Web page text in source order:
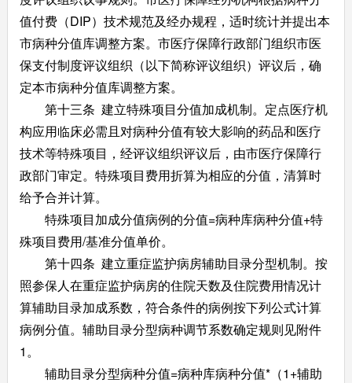
值付费（DIP）技术规范及经办规程，适时统计并提出本
市病种分值库调整方案。市医疗保障行政部门组织市医
保支付制度评议组织（以下简称评议组织）评议后，确
定本市病种分值库调整方案。
第十三条 建立特殊项目分值加成机制。定点医疗机
构应用临床必需且对病种分值有较大影响的药品和医疗
技术等特殊项目，经评议组织评议后，由市医疗保障行
政部门审定。特殊项目费用折算为相应的分值，清算时
给予合并计算。
特殊项目加成分值病例的分值=病种库病种分值+特
殊项目费用/基准分值单价。
第十四条 建立重症监护病房辅助目录分型机制。按
照参保人在重症监护病房的住院天数及住院费用情况计
算辅助目录加成系数，符合条件的病例按下列公式计算
病例分值。辅助目录分型病种调节系数确定规则见附件
1。
辅助目录分型病种分值=病种库病种分值*（1+辅助